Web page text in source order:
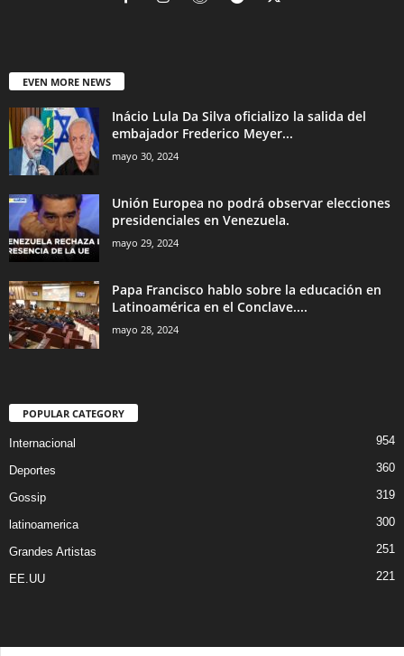
EVEN MORE NEWS
Inácio Lula Da Silva oficializo la salida del
embajador Frederico Meyer...
mayo 30, 2024
Unión Europea no podrá observar elecciones
presidenciales en Venezuela.
mayo 29, 2024
Papa Francisco hablo sobre la educación en
Latinoamérica en el Conclave....
mayo 28, 2024
POPULAR CATEGORY
Internacional 954
Deportes 360
Gossip 319
latinoamerica 300
Grandes Artistas 251
EE.UU 221